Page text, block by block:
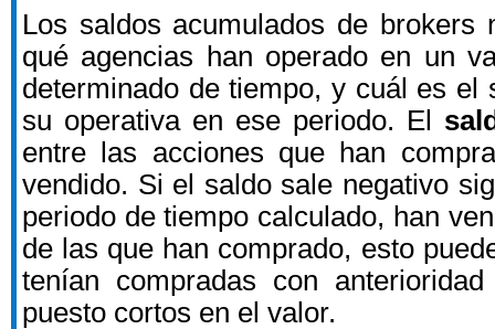
Los saldos acumulados de brokers
qué agencias han operado en un
determinado de tiempo, y cuál es el
su operativa en ese periodo. El
entre las acciones que han
vendido. Si el saldo sale negativo
periodo de tiempo calculado, han
de las que han comprado, esto
tenían compradas con
puesto cortos en el valor.